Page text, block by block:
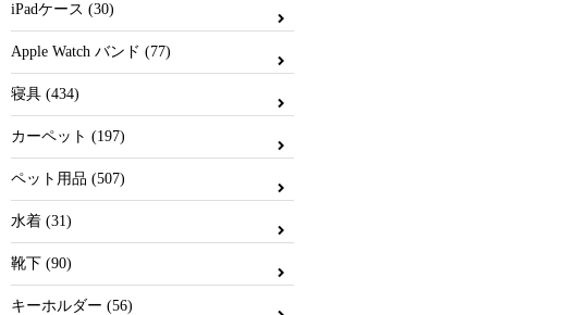
iPadケース (30)
Apple Watch バンド (77)
寝具 (434)
カーペット (197)
ペット用品 (507)
水着 (31)
靴下 (90)
キーホルダー (56)